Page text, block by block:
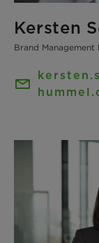
Kersten
Brand Management